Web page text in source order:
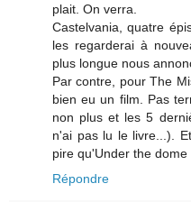
plait. On verra.
Castelvania, quatre
les regarderai à
plus longue nous
Par contre, pour The
bien eu un film. Pas
non plus et les 5
n'ai pas lu le livre...).
pire qu'Under the dome
Répondre